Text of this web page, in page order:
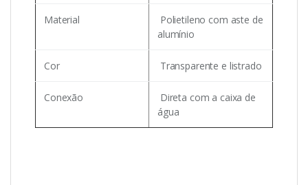
Material
Polietileno com aste de
alumínio
Cor Transparente e listrado
Conexão
Direta com a caixa de
água